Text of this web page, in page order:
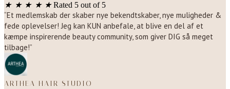
★ ★ ★ ★ ★ Rated 5 out of 5
“Et medlemskab der skaber nye bekendtskaber, nye muligheder &
fede oplevelser! Jeg kan KUN anbefale, at blive en del af et
kæmpe inspirerende beauty community, som giver DIG så meget
tilbage!”
ARTHEA HAIR STUDIO